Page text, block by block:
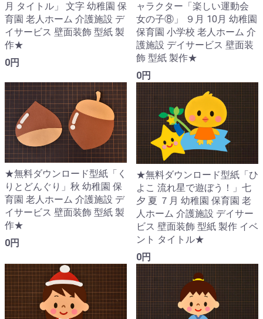
月 タイトル」 文字 幼稚園 保
育園 老人ホーム 介護施設 デ
イサービス 壁面装飾 型紙 製
作★
0円
ャラクター「楽しい運動会
女の子⑧」 ９月 10月 幼稚園
保育園 小学校 老人ホーム 介
護施設 デイサービス 壁面装
飾 型紙 製作★
0円
★無料ダウンロード型紙「く
りとどんぐり」秋 幼稚園 保
育園 老人ホーム 介護施設 デ
イサービス 壁面装飾 型紙 製
作★
0円
★無料ダウンロード型紙「ひ
よこ 流れ星で遊ぼう！」七
夕 夏 ７月 幼稚園 保育園 老
人ホーム 介護施設 デイサー
ビス 壁面装飾 型紙 製作 イベ
ント タイトル★
0円